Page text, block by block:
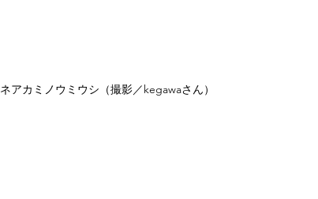
ネアカミノウミウシ（撮影／kegawaさん）